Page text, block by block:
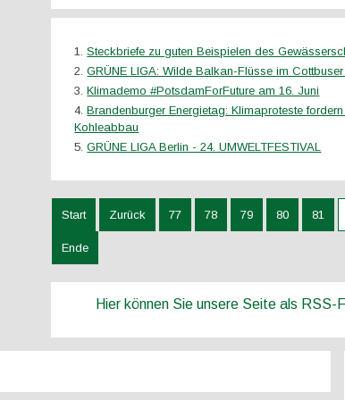
Steckbriefe zu guten Beispielen des
GRÜNE LIGA: Wilde Balkan-Flüsse im
Klimademo #PotsdamForFuture am 16. Juni
Brandenburger Energietag: Klimaproteste
Kohleabbau
GRÜNE LIGA Berlin - 24. UMWELTFESTIVAL
Start Zurück 77 78 79 80 81
Ende
Hier können Sie unsere Seite als